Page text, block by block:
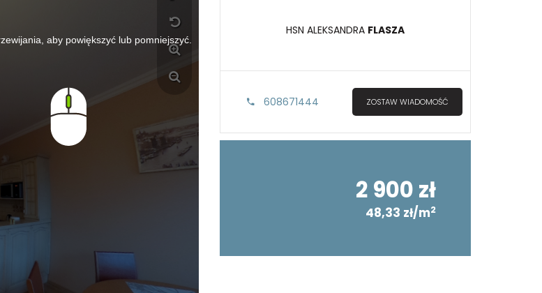
HSN ALEKSANDRA FLASZA
608671444 ZOSTAW WIADOMOŚĆ
2 900 zł
48,33 zł/m2